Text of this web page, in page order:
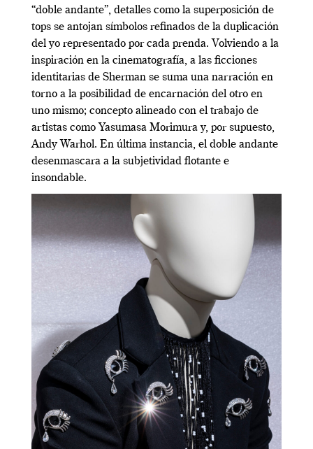
“doble andante”, detalles como la superposición de
tops se antojan símbolos refinados de la duplicación
del yo representado por cada prenda. Volviendo a la
inspiración en la cinematografía, a las ficciones
identitarias de Sherman se suma una narración en
torno a la posibilidad de encarnación del otro en
uno mismo; concepto alineado con el trabajo de
artistas como Yasumasa Morimura y, por supuesto,
Andy Warhol. En última instancia, el doble andante
desenmascara a la subjetividad flotante e
insondable.